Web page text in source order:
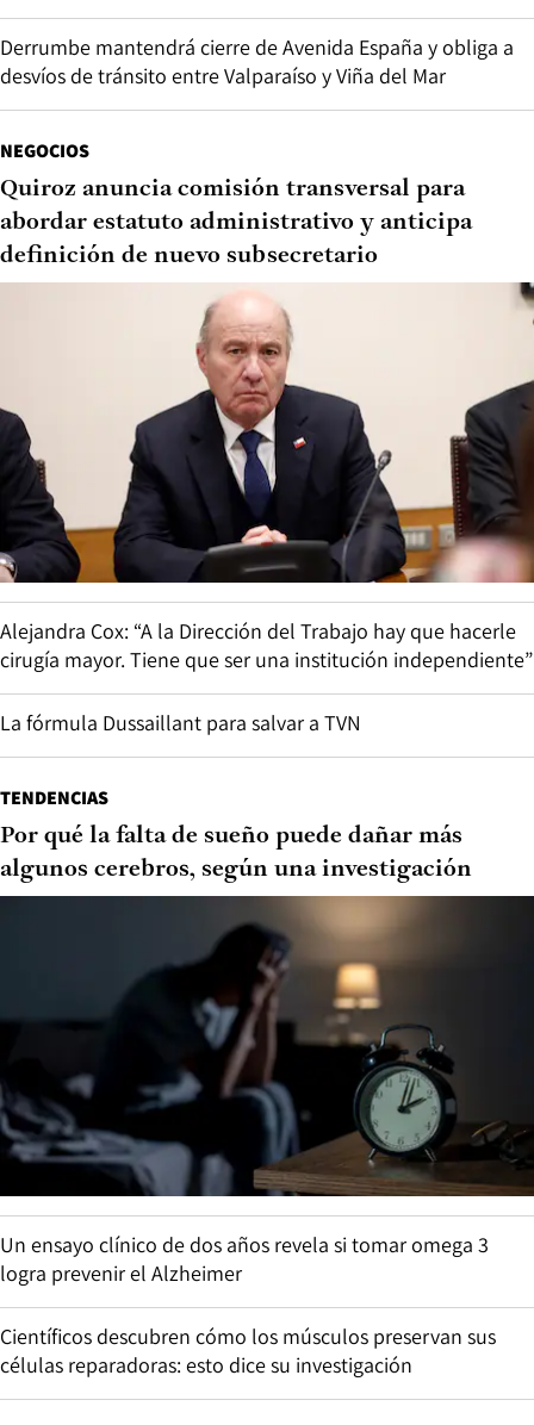
Derrumbe mantendrá cierre de Avenida España y obliga a
desvíos de tránsito entre Valparaíso y Viña del Mar
NEGOCIOS
Quiroz anuncia comisión transversal para
abordar estatuto administrativo y anticipa
definición de nuevo subsecretario
Alejandra Cox: “A la Dirección del Trabajo hay que hacerle
cirugía mayor. Tiene que ser una institución independiente”
La fórmula Dussaillant para salvar a TVN
TENDENCIAS
Por qué la falta de sueño puede dañar más
algunos cerebros, según una investigación
Un ensayo clínico de dos años revela si tomar omega 3
logra prevenir el Alzheimer
Científicos descubren cómo los músculos preservan sus
células reparadoras: esto dice su investigación